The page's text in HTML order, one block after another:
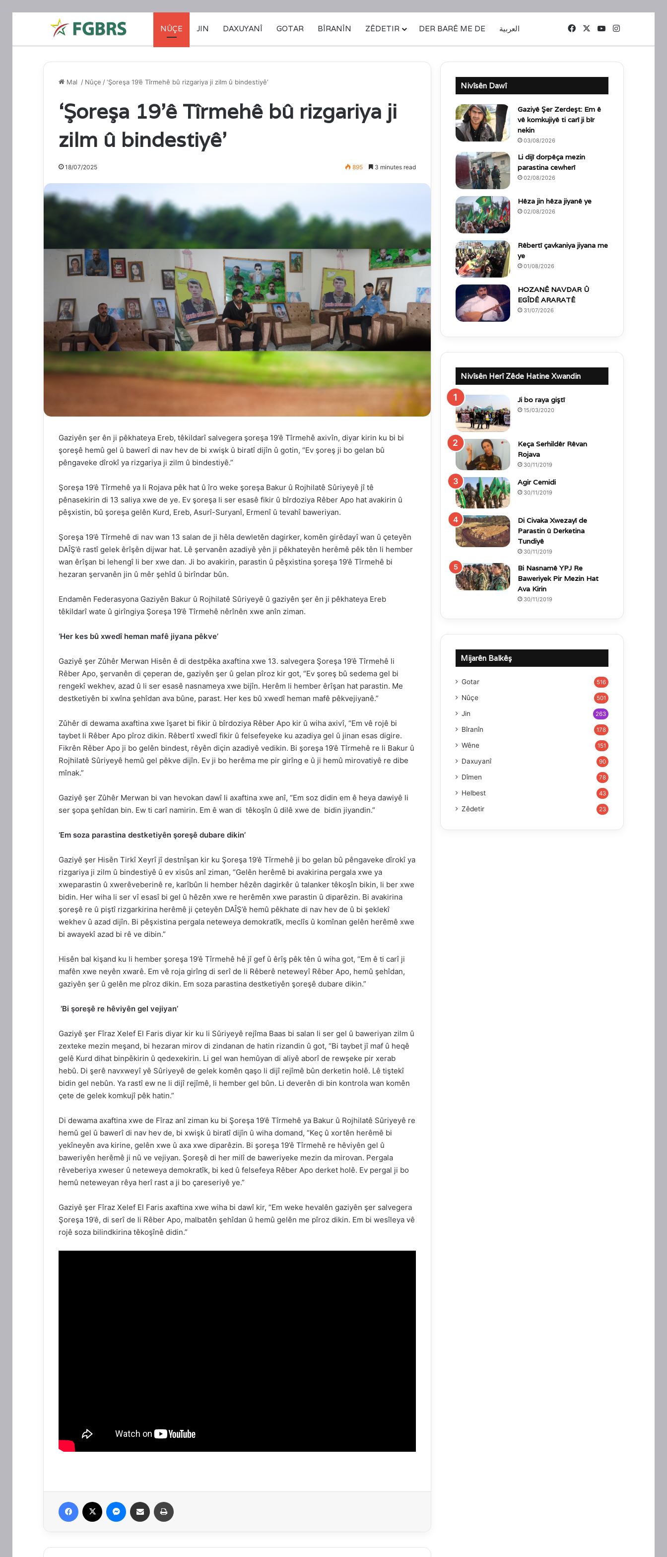
NÛÇE JIN DAXUYANÎ GOTAR BÎRANÎN ZÊDETIR DER BARÊ ME DE العربية FacebookYouTubeInstagram
Mal / Nûçe /‘Şoreşa 19’ê Tîrmehê bû rizgariya ji zilm û bindestiyê’
‘Şoreşa 19’ê Tîrmehê bû rizgariya ji
zilm û bindestiyê’
18/07/2025 895 3 minutes read
Gaziyên şer ên ji pêkhateya Ereb, têkildarî salvegera şoreşa 19’ê Tîrmehê axivîn, diyar kirin ku bi bi
şoreşê hemû gel û bawerî di nav hev de bi xwişk û biratî dijîn û gotin, “Ev şoreş ji bo gelan bû
pêngaveke dîrokî ya rizgariya ji zilm û bindestiyê.”
Şoreşa 19’ê Tîrmehê ya li Rojava pêk hat û îro weke şoreşa Bakur û Rojhilatê Sûriyeyê jî tê
pênasekirin di 13 saliya xwe de ye. Ev şoreşa li ser esasê fikir û bîrdoziya Rêber Apo hat avakirin û
pêşxistin, bû şoreşa gelên Kurd, Ereb, Asurî-Suryanî, Ermenî û tevahî baweriyan.
Şoreşa 19’ê Tîrmehê di nav wan 13 salan de ji hêla dewletên dagirker, komên girêdayî wan û çeteyên
DAÎŞ’ê rastî gelek êrîşên dijwar hat. Lê şervanên azadiyê yên ji pêkhateyên herêmê pêk tên li hember
wan êrîşan bi lehengî li ber xwe dan. Ji bo avakirin, parastin û pêşxistina şoreşa 19’ê Tîrmehê bi
hezaran şervanên jin û mêr şehîd û birîndar bûn.
Endamên Federasyona Gaziyên Bakur û Rojhilatê Sûriyeyê û gaziyên şer ên ji pêkhateya Ereb
têkildarî wate û girîngiya Şoreşa 19’ê Tîrmehê nêrînên xwe anîn ziman.
‘Her kes bû xwedî heman mafê jiyana pêkve’
Gaziyê şer Zûhêr Merwan Hisên ê di destpêka axaftina xwe 13. salvegera Şoreşa 19’ê Tîrmehê li
Rêber Apo, şervanên di çeperan de, gaziyên şer û gelan pîroz kir got, “Ev şoreş bû sedema gel bi
rengekî wekhev, azad û li ser esasê nasnameya xwe bijîn. Herêm li hember êrîşan hat parastin. Me
destketiyên bi xwîna şehîdan ava bûne, parast. Her kes bû xwedî heman mafê pêkvejiyanê.”
Zûhêr di dewama axaftina xwe îşaret bi fikir û bîrdoziya Rêber Apo kir û wiha axivî, “Em vê rojê bi
taybet li Rêber Apo pîroz dikin. Rêbertî xwedî fikir û felsefeyeke ku azadiya gel û jinan esas digire.
Fikrên Rêber Apo ji bo gelên bindest, rêyên diçin azadiyê vedikin. Bi şoreşa 19’ê Tîrmehê re li Bakur û
Rojhilatê Sûriyeyê hemû gel pêkve dijîn. Ev ji bo herêma me pir girîng e û ji hemû mirovatiyê re dibe
mînak.”
Gaziyê şer Zûhêr Merwan bi van hevokan dawî li axaftina xwe anî, “Em soz didin em ê heya dawiyê li
ser şopa şehîdan bin. Ew ti carî namirin. Em ê wan di têkoşîn û dilê xwe de bidin jiyandin.”
‘Em soza parastina destketiyên şoreşê dubare dikin’
Gaziyê şer Hisên Tirkî Xeyrî jî destnîşan kir ku Şoreşa 19’ê Tîrmehê ji bo gelan bû pêngaveke dîrokî ya
rizgariya ji zilm û bindestiyê û ev xisûs anî ziman, “Gelên herêmê bi avakirina pergala xwe ya
xweparastin û xwerêveberinê re, karîbûn li hember hêzên dagirkêr û talanker têkoşîn bikin, li ber xwe
bidin. Her wiha li ser vî esasî bi gel û hêzên xwe re herêmên xwe parastin û diparêzin. Bi avakirina
şoreşê re û piştî rizgarkirina herêmê ji çeteyên DAÎŞ’ê hemû pêkhate di nav hev de û bi şeklekî
wekhev û azad dijîn. Bi pêşxistina pergala neteweya demokratîk, meclîs û komînan gelên herêmê xwe
bi awayekî azad bi rê ve dibin.”
Hisên bal kişand ku li hember şoreşa 19’ê Tîrmehê hê jî gef û êrîş pêk tên û wiha got, “Em ê ti carî ji
mafên xwe neyên xwarê. Em vê roja girîng di serî de li Rêberê neteweyî Rêber Apo, hemû şehîdan,
gaziyên şer û gelên me pîroz dikin. Em soza parastina destketiyên şoreşê dubare dikin.”
‘Bi şoreşê re hêviyên gel vejiyan’
Gaziyê şer Fîraz Xelef El Faris diyar kir ku li Sûriyeyê rejîma Baas bi salan li ser gel û baweriyan zilm û
zexteke mezin meşand, bi hezaran mirov di zindanan de hatin rizandin û got, “Bi taybet jî maf û heqê
gelê Kurd dihat binpêkirin û qedexekirin. Li gel wan hemûyan di aliyê aborî de rewşeke pir xerab
hebû. Di şerê navxweyî yê Sûriyeyê de gelek komên qaşo li dijî rejîmê bûn derketin holê. Lê tiştekî
bidin gel nebûn. Ya rastî ew ne li dijî rejîmê, li hember gel bûn. Li deverên di bin kontrola wan komên
çete de gelek komkujî pêk hatin.”
Di dewama axaftina xwe de Fîraz anî ziman ku bi Şoreşa 19’ê Tîrmehê ya Bakur û Rojhilatê Sûriyeyê re
hemû gel û bawerî di nav hev de, bi xwişk û biratî dijîn û wiha domand, “Keç û xortên herêmê bi
yekîneyên ava kirine, gelên xwe û axa xwe diparêzin. Bi şoreşa 19’ê Tîrmehê re hêviyên gel û
baweriyên herêmê ji nû ve vejiyan. Şoreşê di her milî de baweriyeke mezin da mirovan. Pergala
rêveberiya xweser û neteweya demokratîk, bi ked û felsefeya Rêber Apo derket holê. Ev pergal ji bo
hemû neteweyan rêya herî rast a ji bo çareseriyê ye.”
Gaziyê şer Fîraz Xelef El Faris axaftina xwe wiha bi dawî kir, “Em weke hevalên gaziyên şer salvegera
Şoreşa 19’ê, di serî de li Rêber Apo, malbatên şehîdan û hemû gelên me pîroz dikin. Em bi wesîleya vê
rojê soza bilindkirina têkoşînê didin.”
Facebook MessengerParvekirin
Nivîsên Dawî
Gaziyê Şer Zerdeşt: Em ê
vê komkujiyê ti carî ji bîr
nekin
03/08/2026
Li dijî dorpêça mezin
parastina cewherî
02/08/2026
Hêza jin hêza jiyanê ye
02/08/2026
Rêbertî çavkaniya jiyana me
ye
01/08/2026
HOZANÊ NAVDAR Û
EGÎDÊ ARARATÊ
31/07/2026
Nivîsên Herî Zêde Hatine Xwandin
Ji bo raya giştî
15/03/2020
Keça Serhildêr Rêvan
Rojava
30/11/2019
Agir Cemidi
30/11/2019
Di Civaka Xwezayî de
Parastin û Derketina
Tundiyê
30/11/2019
Bi Nasnamê YPJ Re
Baweriyek Pir Mezin Hat
Ava Kirin
30/11/2019
Mijarên Balkêş
Gotar 516
Nûçe 501
Jin 263
Bîranîn 178
Wêne 151
Daxuyanî 90
Dîmen 78
Helbest 43
Zêdetir 23